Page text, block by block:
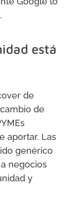
está
de
de
aportar. Las
genérico
negocios
y